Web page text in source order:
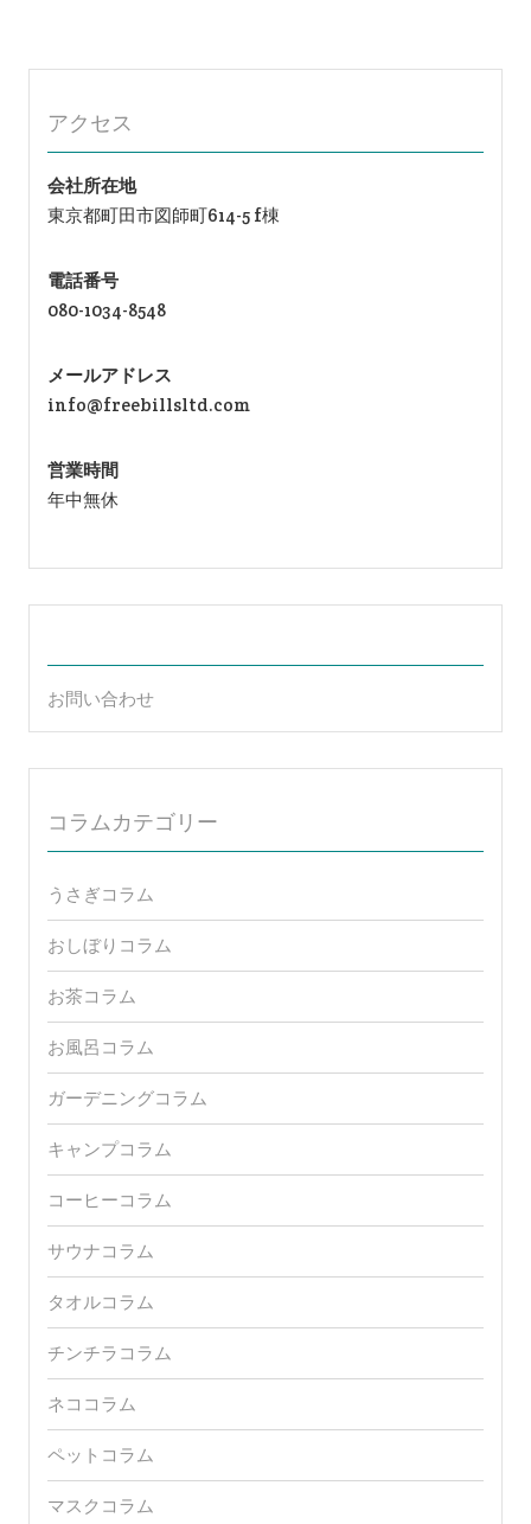
アクセス
会社所在地
東京都町田市図師町614-5 f棟
電話番号
080-1034-8548
メールアドレス
info@freebillsltd.com
営業時間
年中無休
お問い合わせ
コラムカテゴリー
うさぎコラム
おしぼりコラム
お茶コラム
お風呂コラム
ガーデニングコラム
キャンプコラム
コーヒーコラム
サウナコラム
タオルコラム
チンチラコラム
ネココラム
ペットコラム
マスクコラム